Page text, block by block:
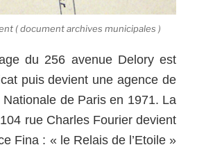
( document archives municipales )
du 256 avenue Delory est
puis devient une agence de
de Paris en 1971. La
rue Charles Fourier devient
Fina : « le Relais de l’Etoile »